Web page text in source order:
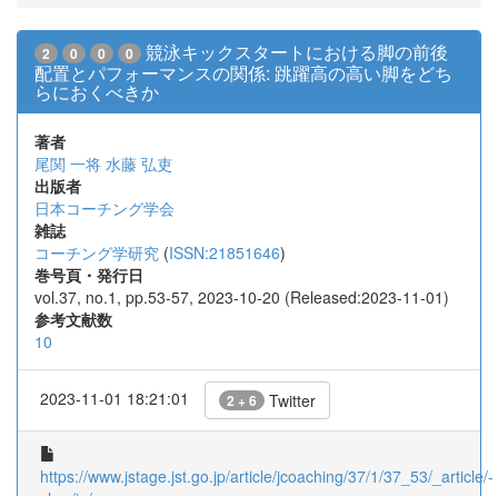
2 0 0 0
競泳キックスタートにおける脚の前後
配置とパフォーマンスの関係: 跳躍高の高い脚をどち
らにおくべきか
著者
尾関 一将 水藤 弘吏
出版者
日本コーチング学会
雑誌
コーチング学研究 (ISSN:21851646)
巻号頁・発行日
vol.37, no.1, pp.53-57, 2023-10-20 (Released:2023-11-01)
参考文献数
10
2023-11-01 18:21:01 2 + 6 Twitter
https://www.jstage.jst.go.jp/article/jcoaching/37/1/37_53/_article/-